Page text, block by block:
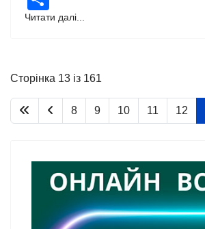
Читати далі...
Сторінка 13 із 161
8 9 10 11 12